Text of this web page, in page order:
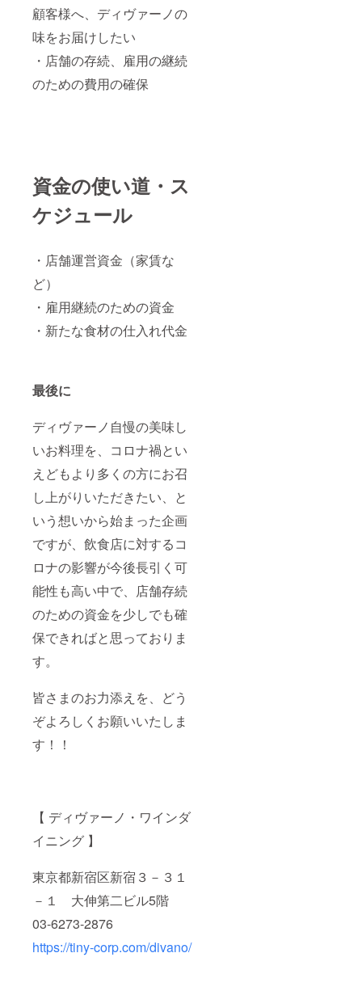
顧客様へ、ディヴァーノの
味をお届けしたい
・店舗の存続、雇用の継続
のための費用の確保
資金の使い道・ス
ケジュール
・店舗運営資金（家賃な
ど）
・雇用継続のための資金
・新たな食材の仕入れ代金
最後に
ディヴァーノ自慢の美味し
いお料理を、コロナ禍とい
えどもより多くの方にお召
し上がりいただきたい、と
いう想いから始まった企画
ですが、飲食店に対するコ
ロナの影響が今後長引く可
能性も高い中で、店舗存続
のための資金を少しでも確
保できればと思っておりま
す。
皆さまのお力添えを、どう
ぞよろしくお願いいたしま
す！！
【 ディヴァーノ・ワインダ
イニング 】
東京都新宿区新宿３－３１
－１ 大伸第二ビル5階
03-6273-2876
https://tiny-corp.com/divano/